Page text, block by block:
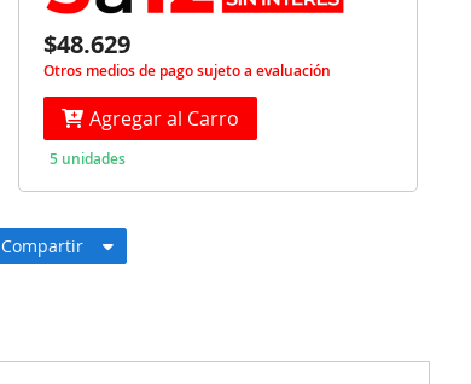
$48.629
Otros medios de pago sujeto a evaluación
Agregar al Carro
5 unidades
Compartir